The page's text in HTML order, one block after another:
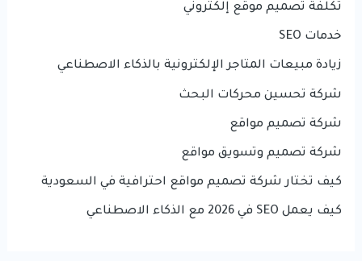
تكلفة تصميم موقع إلكتروني
خدمات SEO
زيادة مبيعات المتاجر الإلكترونية بالذكاء الاصطناعي
شركة تحسين محركات البحث
شركة تصميم مواقع
شركة تصميم وتسويق مواقع
كيف تختار شركة تصميم مواقع احترافية في السعودية
كيف يعمل SEO في 2026 مع الذكاء الاصطناعي